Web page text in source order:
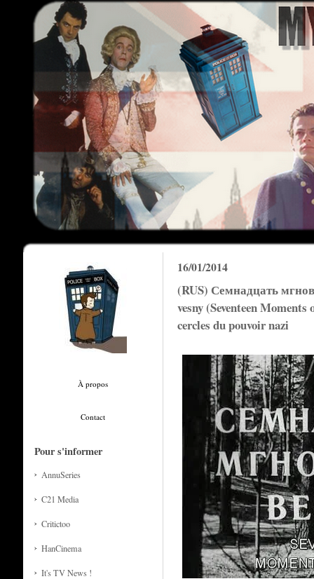
À propos
Contact
Pour s'informer
AnnuSeries
C21 Media
Critictoo
HanCinema
It's TV News !
16/01/2014
(RUS) Семнадцать
vesny (Seventeen
cercles du pouvoir nazi